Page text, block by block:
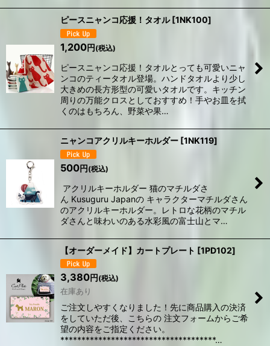
ピースニャンコ応援！タオル [1NK100]
1,200円 (税込)
ピースニャンコ応援！タオルとっても可愛いニャ
ンコのティータオル登場。ハンドタオルより少し
大きめの長方形型の可愛いタオルです。キッチン
周りの万能クロスとしておすすめ！手やお皿を拭
くのはもちろん、野菜や果…
ニャンコアクリルキーホルダー [1NK119]
500円 (税込)
アクリルキーホルダー 猫のマチルダさ
ん Kusuguru Japanの キャラクターマチルダさん
のアクリルキーホルダー。レトロな花柄のマチル
ダさんと味わいのある水彩風の富士山とマ…
【オーダーメイド】カートプレート [1PD102]
3,380円 (税込)
在庫あり
ご注文しやすくなりました！先に商品購入の決済
をしていただ後、こちらの 注文フォームからご希
望の内容をご指定ください。
*************************************…